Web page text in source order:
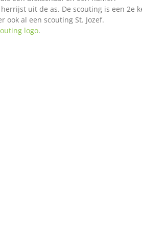
uit de as. De scouting is een 2e
ook al een scouting St. Jozef.
logo.